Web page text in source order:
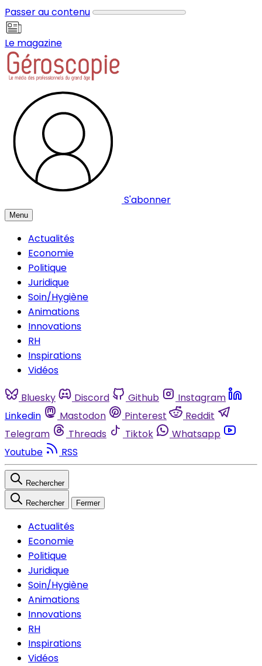
Passer au contenu
Le magazine
S'abonner
Menu
Actualités
Economie
Politique
Juridique
Soin/Hygiène
Animations
Innovations
RH
Inspirations
Vidéos
Bluesky Discord Github
Instagram
Linkedin
Mastodon Pinterest
Reddit
Telegram
Threads Tiktok
Whatsapp
Youtube
RSS
Rechercher
Rechercher Fermer
Actualités
Economie
Politique
Juridique
Soin/Hygiène
Animations
Innovations
RH
Inspirations
Vidéos
Panneau de gestion des cookies